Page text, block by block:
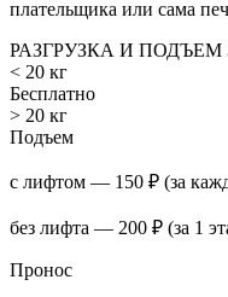
плательщика или сама
РАЗГРУЗКА И ПОДЪЕМ
< 20 кг
Бесплатно
> 20 кг
Подъем
с лифтом — 150 ₽ (за
без лифта — 200 ₽ (за 1
Пронос